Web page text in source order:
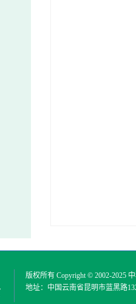
版权所有 Copyright © 2002-2025
地址：中国云南省昆明市蓝黑路